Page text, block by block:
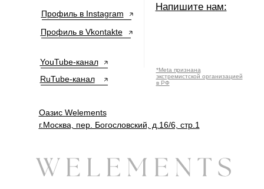
Оазис Welements
г.Москва, пер. Богословский, д.16/6, стр.1
Профиль в Instagram
Профиль в Vkontakte
*Meta признана
экстремистской организацией
в РФ
Напишите нам:
RuTube-канал
YouTube-канал